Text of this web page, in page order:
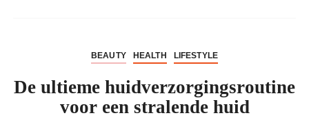
BEAUTY HEALTH LIFESTYLE
De ultieme huidverzorgingsroutine
voor een stralende huid